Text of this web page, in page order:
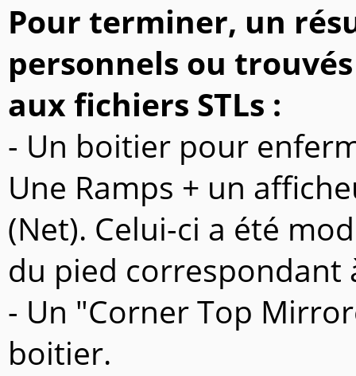
Pour terminer, un
personnels ou
aux fichiers STLs :
- Un boitier pour
Une Ramps + un
(Net). Celui-ci a été
du pied correspondant
- Un "Corner Top
boitier.